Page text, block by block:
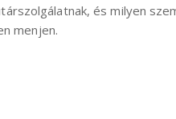
és milyen
menjen.